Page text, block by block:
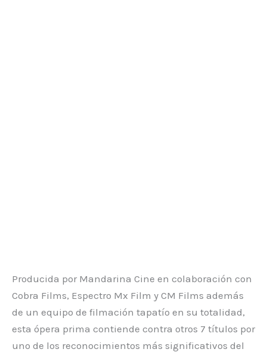
Producida por Mandarina Cine en colaboración con
Cobra Films, Espectro Mx Film y CM Films además
de un equipo de filmación tapatío en su totalidad,
esta ópera prima contiende contra otros 7 títulos por
uno de los reconocimientos más significativos del